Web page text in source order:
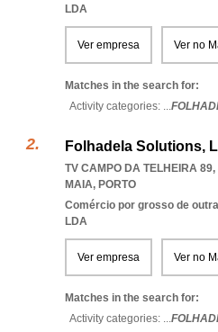
LDA
Ver empresa Ver no
Matches in the search for:
Activity categories: ...
Folhadela Solutions,
TV CAMPO DA TELHEIRA
MAIA, PORTO
Comércio por grosso de
LDA
Ver empresa Ver no
Matches in the search for:
Activity categories: ...